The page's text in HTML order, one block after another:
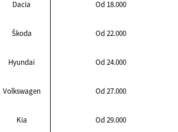
Dacia Od 18.000
Škoda Od 22.000
Hyundai Od 24.000
Volkswagen Od 27.000
Kia Od 29.000